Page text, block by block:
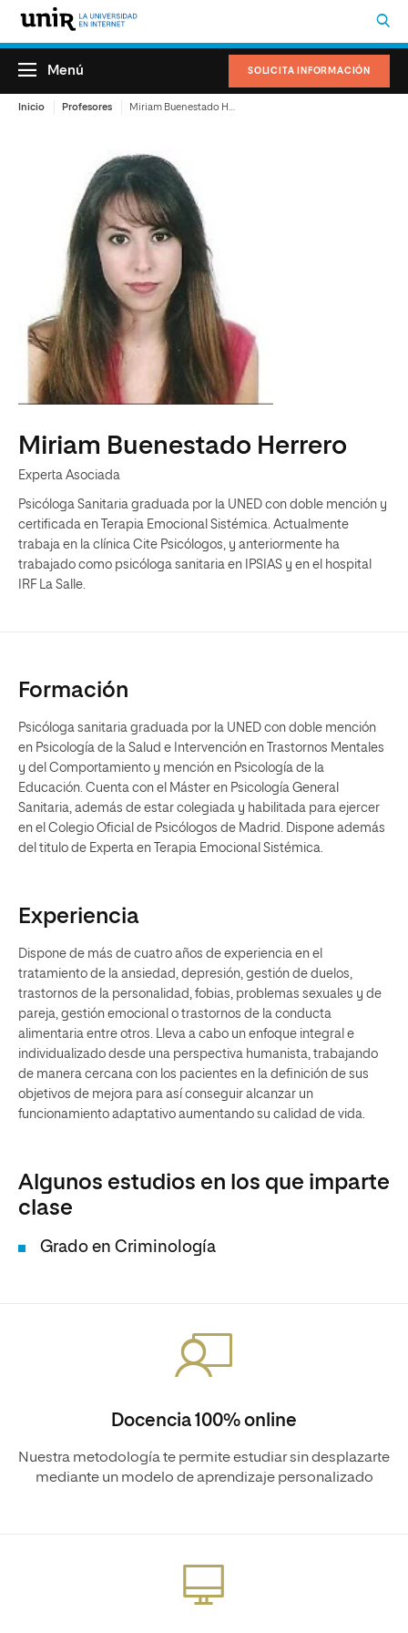
SOLICITA INFORMACIÓN
Menú
Inicio Profesores
Miriam Buenestado Herrero
Experta Asociada
Psicóloga Sanitaria graduada por la UNED con doble mención y
certificada en Terapia Emocional Sistémica. Actualmente
trabaja en la clínica Cite Psicólogos, y anteriormente ha
trabajado como psicóloga sanitaria en IPSIAS y en el hospital
IRF La Salle.
Formación
Psicóloga sanitaria graduada por la UNED con doble mención
en Psicología de la Salud e Intervención en Trastornos Mentales
y del Comportamiento y mención en Psicología de la
Educación. Cuenta con el Máster en Psicología General
Sanitaria, además de estar colegiada y habilitada para ejercer
en el Colegio Oficial de Psicólogos de Madrid. Dispone además
del titulo de Experta en Terapia Emocional Sistémica.
Experiencia
Dispone de más de cuatro años de experiencia en el
tratamiento de la ansiedad, depresión, gestión de duelos,
trastornos de la personalidad, fobias, problemas sexuales y de
pareja, gestión emocional o trastornos de la conducta
alimentaria entre otros. Lleva a cabo un enfoque integral e
individualizado desde una perspectiva humanista, trabajando
de manera cercana con los pacientes en la definición de sus
objetivos de mejora para así conseguir alcanzar un
funcionamiento adaptativo aumentando su calidad de vida.
Algunos estudios en los que imparte
clase
Grado en Criminología
Docencia 100% online
Nuestra metodología te permite estudiar sin desplazarte
mediante un modelo de aprendizaje personalizado